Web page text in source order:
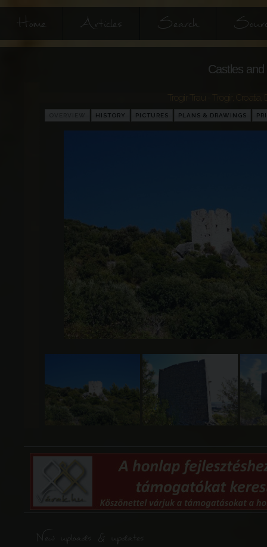
Home Articles Search
Castles
Trogir-Trau - Trogir Croatia
HISTORY PICTURES PLANS & DRAWINGS
New uploads & updates